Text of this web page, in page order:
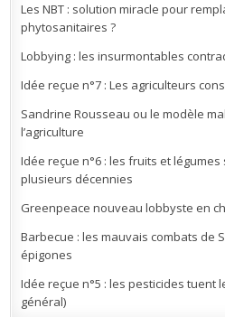
Les NBT : solution miracle pour
phytosanitaires ?
Lobbying : les insurmontables
Idée reçue n°7 : Les agriculteurs
Sandrine Rousseau ou le modèle
l’agriculture
Idée reçue n°6 : les fruits et
plusieurs décennies
Greenpeace nouveau lobbyste en
Barbecue : les mauvais combats de
épigones
Idée reçue n°5 : les pesticides tuent
général)